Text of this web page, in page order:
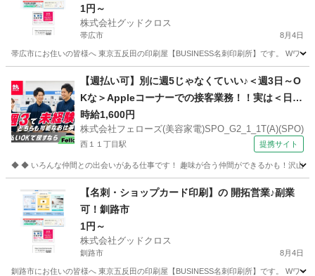
1円～
株式会社グッドクロス
帯広市 8月4日
帯広市にお住いの皆様へ 東京五反田の印刷屋【BUSINESS名刺印刷所】です。 Wワ
営業 スタッフ
【週払い可】別に週5じゃなくていい♪＜週3日～O
Kな＞Appleコーナーでの接客業務！！実は＜日払
いもOK＞で20代活躍中♪ 株式会社フェローズ(美
容家電)SPO_G2_1_1T(A)(SPO) 家電販売スタッ
フ
時給1,600円
株式会社フェローズ(美容家電)SPO_G2_1_1T(A)(SPO)
西１１丁目駅 提携サイト
◆ ◆ いろんな仲間との出会いがある仕事です！ 趣味が合う仲間ができるかも！沢山
西１１丁目駅 家電量販店
【名刺・ショップカード印刷】の 開拓営業♪副業
可！釧路市
1円～
株式会社グッドクロス
釧路市 8月4日
釧路市にお住いの皆様へ 東京五反田の印刷屋【BUSINESS名刺印刷所】です。 Wワ